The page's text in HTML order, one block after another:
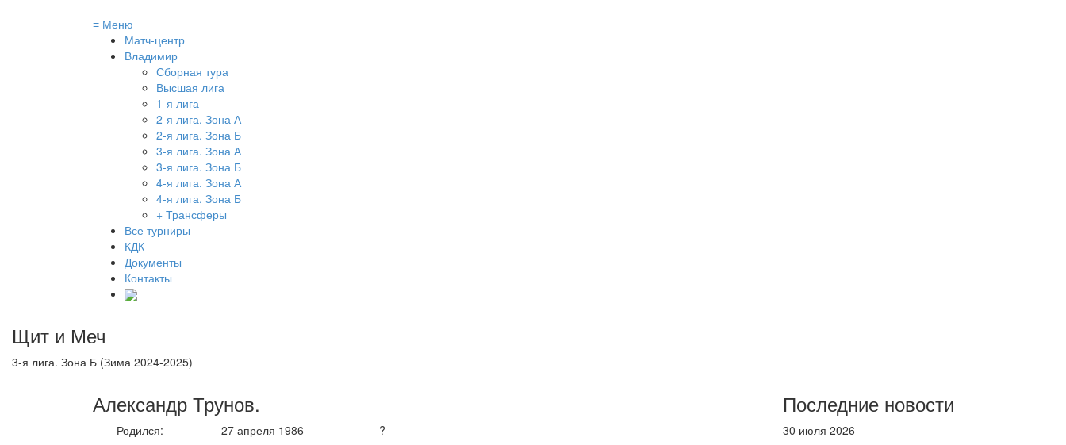
≡ Меню
Матч-центр
Владимир
Сборная тура
Высшая лига
1-я лига
2-я лига. Зона А
2-я лига. Зона Б
3-я лига. Зона А
3-я лига. Зона Б
4-я лига. Зона А
4-я лига. Зона Б
+ Трансферы
Все турниры
КДК
Документы
Контакты
Щит и Меч
3-я лига. Зона Б (Зима 2024-2025)
Александр Трунов.
Родился:
27 апреля 1986
?
Последние новости
30 июля 2026